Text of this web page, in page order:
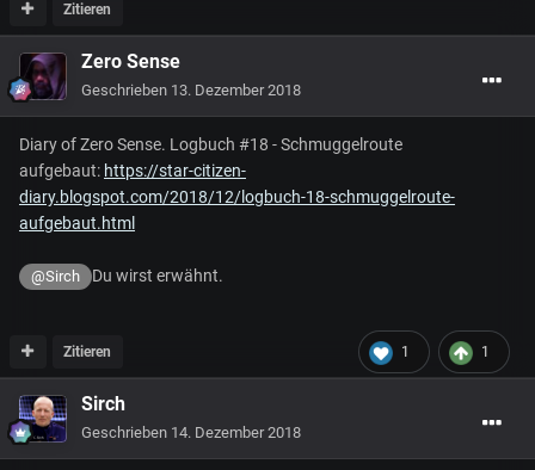
Zitieren
Zero Sense
Geschrieben 13. Dezember 2018
Diary of Zero Sense. Logbuch #18 - Schmuggelroute
aufgebaut: https://star-citizen-
diary.blogspot.com/2018/12/logbuch-18-schmuggelroute-
aufgebaut.html
@Sirch Du wirst erwähnt.
1 1
Zitieren
Sirch
Geschrieben 14. Dezember 2018